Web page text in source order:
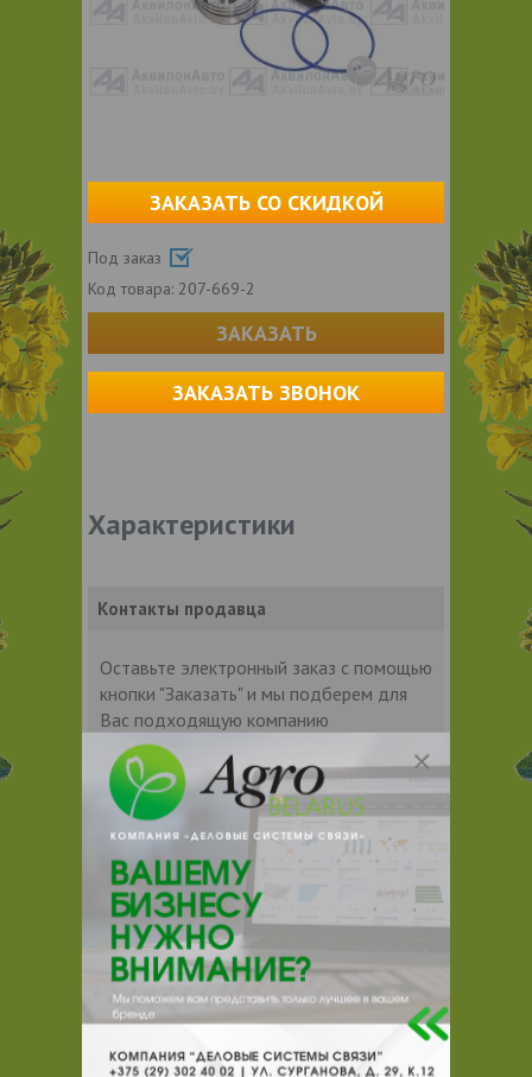
ЗАКАЗАТЬ СО СКИДКОЙ
Под заказ
Код товара: 207-669-2
ЗАКАЗАТЬ
ЗАКАЗАТЬ ЗВОНОК
Характеристики
Контакты продавца
Оставьте электронный заказ с помощью
кнопки "Заказать" и мы подберем для
Вас подходящую компанию
поставщика.